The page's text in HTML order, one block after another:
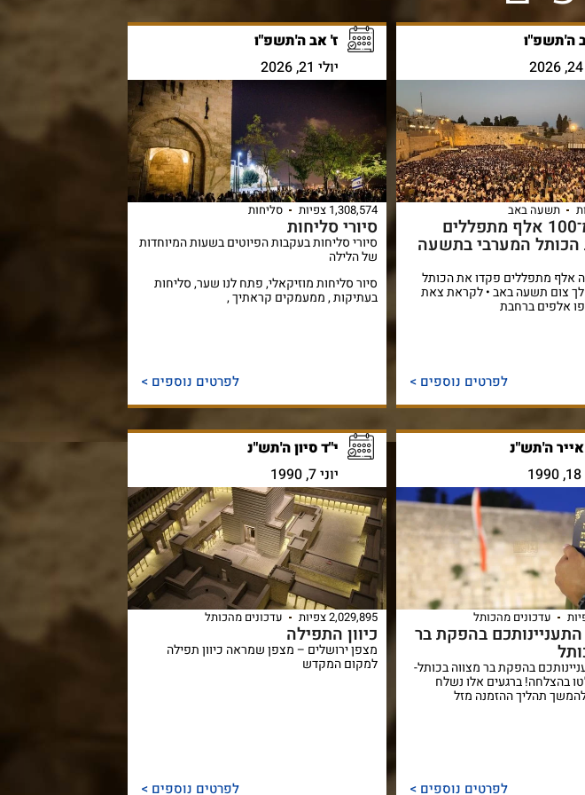
ה'תשפ"ו
תשעה באב
למעלה מ־100 אלף מתפללים
הכותל המערבי בתשעה
אלף מתפללים פקדו את הכותל
צום תשעה באב • לקראת צאת
אלפים ברחבת
לפרטים נוספים >
ז' אב ה'תשפ"ו
יולי 21, 2026
1,308,574 צפיות סליחות
סיורי סליחות
סיורי סליחות בעקבות הפיוטים בשעות המיוחדות
של הלילה
סיור סליחות מוזיקאלי, פתח לנו שער, סליחות
בעתיקות , ממעמקים קראתיך ,
לפרטים נוספים >
ה'תש"נ
עדכונים מהכותל
בהפקת בר
בהפקת בר מצווה בכותל-
בהצלחה! ברגעים אלו נשלח
תהליך ההזמנה מזל
לפרטים נוספים >
י"ד סיון ה'תש"נ
יוני 7, 1990
2,029,895 צפיות עדכונים מהכותל
כיוון התפילה
מצפן ירושלים – מצפן שמראה כיוון תפילה
למקום המקדש
לפרטים נוספים >